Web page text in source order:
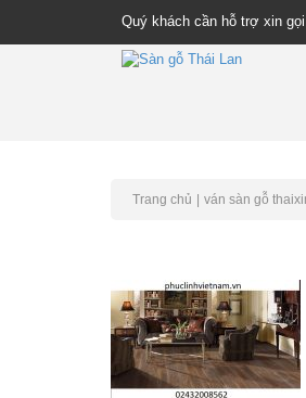
Quý khách cần hỗ trợ xin
Trang chủ ván sàn gỗ